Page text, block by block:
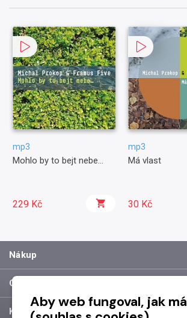
mp3
Mohlo by to bejt nebe…
229 Kč
mp3
Má vlast
30 Kč
Nákup
O společnosti
Kontakt
Aby web fungoval, jak má